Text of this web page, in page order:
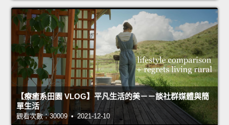
【療癒系田園 VLOG】平凡生活的美－－談社群媒體與簡
單生活
觀看次數：30009 • 2021-12-10